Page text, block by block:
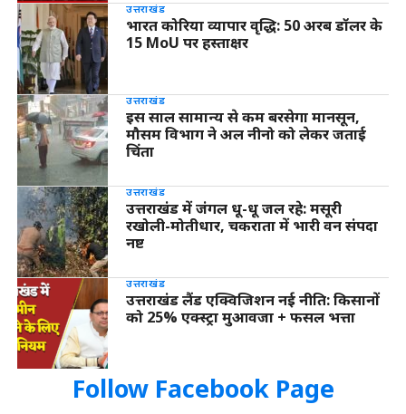
उत्तराखंड
भारत कोरिया व्यापार वृद्धि: 50 अरब डॉलर के
15 MoU पर हस्ताक्षर
उत्तराखंड
इस साल सामान्य से कम बरसेगा मानसून,
मौसम विभाग ने अल नीनो को लेकर जताई
चिंता
उत्तराखंड
उत्तराखंड में जंगल धू-धू जल रहे: मसूरी
रखोली-मोतीधार, चकराता में भारी वन संपदा
नष्ट
उत्तराखंड
उत्तराखंड लैंड एक्विजिशन नई नीति: किसानों
को 25% एक्स्ट्रा मुआवजा + फसल भत्ता
Follow Facebook Page